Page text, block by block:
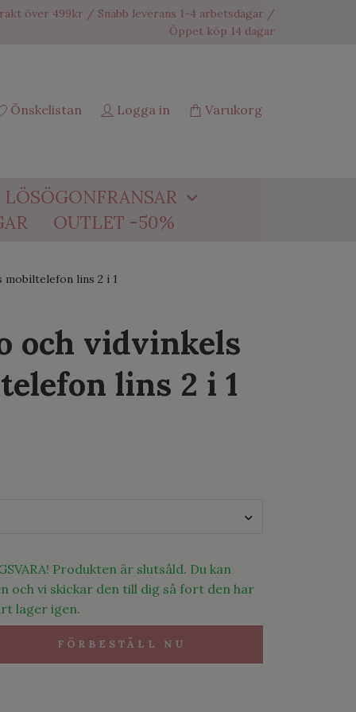
över 499kr / Snabb leverans 1-4 arbetsdagar /
Öppet köp 14 dagar
Önskelistan Logga in Varukorg
LÖSÖGONFRANSAR
OUTLET -50%
mobiltelefon lins 2 i 1
och vidvinkels
lins 2 i 1
Produkten är slutsåld. Du kan
och vi skickar den till dig så fort den har
lager igen.
FÖRBESTÄLL NU